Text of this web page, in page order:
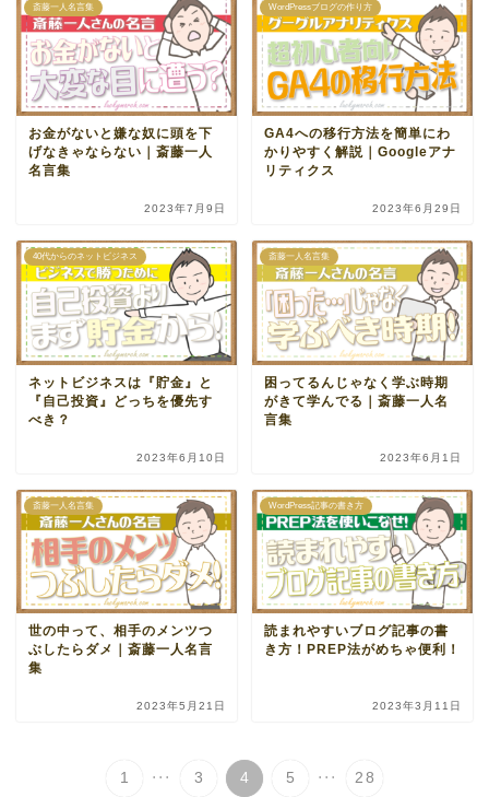
斎藤一人名言集
お金がないと嫌な奴に頭を下
げなきゃならない｜斎藤一人
名言集
2023年7月9日
WordPressブログの作り方
GA4への移行方法を簡単にわ
かりやすく解説｜Googleアナ
リティクス
2023年6月29日
40代からのネットビジネス
ネットビジネスは『貯金』と
『自己投資』どっちを優先す
べき？
2023年6月10日
斎藤一人名言集
困ってるんじゃなく学ぶ時期
がきて学んでる｜斎藤一人名
言集
2023年6月1日
斎藤一人名言集
世の中って、相手のメンツつ
ぶしたらダメ｜斎藤一人名言
集
2023年5月21日
WordPress記事の書き方
読まれやすいブログ記事の書
き方！PREP法がめちゃ便利！
2023年3月11日
1 ... 3 4 5 ... 28